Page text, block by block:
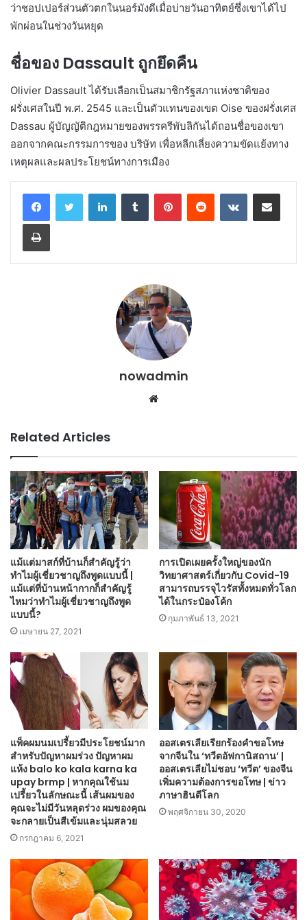
ว่าชอปเปอร์ส่วนตัวตกในนอร์มังดีเมื่อบ่ายวันอาทิตย์ซึ่งเขาได้ไป
พักผ่อนในช่วงวันหยุด
ชื่อของ Dassault ถูกยึดคืน
Olivier Dassault ได้รับเลือกเป็นสมาชิกรัฐสภาแห่งชาติของ
ฝรั่งเศสในปี พ.ศ. 2545 และเป็นตัวแทนของเขต Oise ของฝรั่งเศส
Dassau ผู้บัญญัติกฎหมายของพรรครีพับลิกันได้ถอนชื่อของเขา
ออกจากคณะกรรมการของ บริษัท เพื่อหลีกเลี่ยงความขัดแย้งทาง
เหตุผลและผลประโยชน์ทางการเมือง
LinkedInTumblr PinterestReddit VKontakteShare via Email
Print
nowadmin
Website
Related Articles
แม้แต่มาสก์ที่บ้านก็สำคัญรู้ว่า
ทำไมผู้เชี่ยวชาญถึงพูดแบบนี้ |
แม้แต่ที่บ้านหน้ากากก็สำคัญรู้
ไหมว่าทำไมผู้เชี่ยวชาญถึงพูด
แบบนี้?
เมษายน 27, 2021
การเปิดเผยครั้งใหญ่ของนัก
วิทยาศาสตร์เกี่ยวกับ Covid-19
สามารถบรรจุไวรัสทั้งหมดทั่วโลก
ได้ในกระป๋องโค้ก
กุมภาพันธ์ 13, 2021
แพ็คผมนมเปรี้ยวมีประโยชน์มาก
สำหรับปัญหาผมร่วง ปัญหาผม
แห้ง balo ko kala karna ka
upay brmp | หากคุณใช้นม
เปรี้ยวในลักษณะนี้ เส้นผมของ
คุณจะไม่มีวันหลุดร่วง ผมของคุณ
จะกลายเป็นสีเข้มและนุ่มสลวย
กรกฎาคม 6, 2021
ออสเตรเลียเรียกร้องคำขอโทษ
จากจีนใน ‘ทวีตอัฟกานิสถาน’ |
ออสเตรเลียไม่ชอบ ‘ทวีต’ ของจีน
เพิ่มความต้องการขอโทษ | ข่าว
ภาษาฮินดีโลก
พฤศจิกายน 30, 2020